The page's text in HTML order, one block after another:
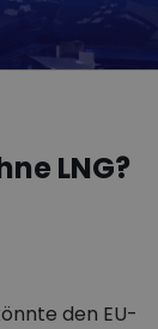
LNG?
den EU-